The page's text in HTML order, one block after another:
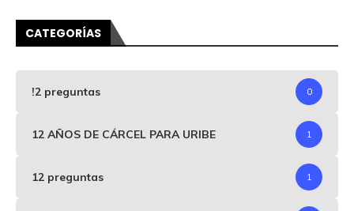
CATEGORÍAS
!2 preguntas 0
12 AÑOS DE CÁRCEL PARA URIBE 1
12 preguntas 1